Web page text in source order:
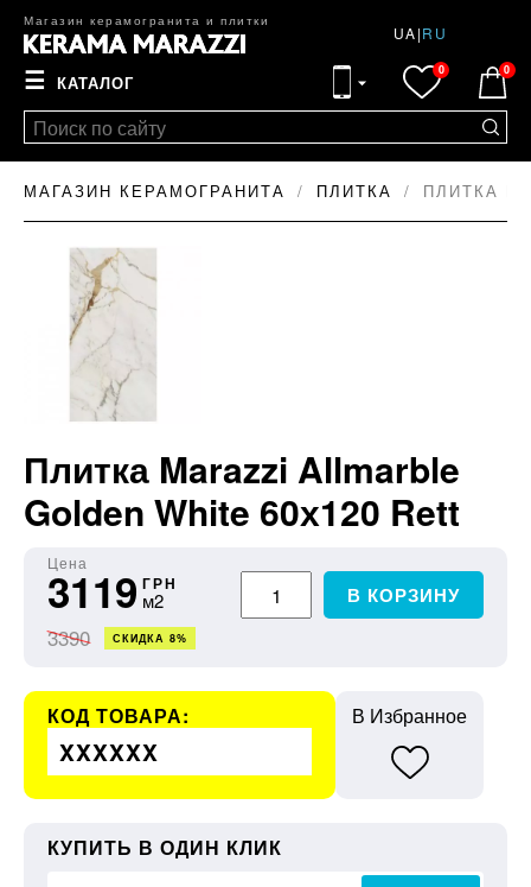
Магазин керамогранита и плитки
UA|RU
☰ КАТАЛОГ
0 0
МАГАЗИН КЕРАМОГРАНИТА ПЛИТКА ПЛИТКА
Плитка Marazzi Allmarble
Golden White 60х120 Rett
Цена
3119 ГРН
м2 В КОРЗИНУ
3390 СКИДКА 8%
КОД ТОВАРА:
XXXXXX
В Избранное
КУПИТЬ В ОДИН КЛИК